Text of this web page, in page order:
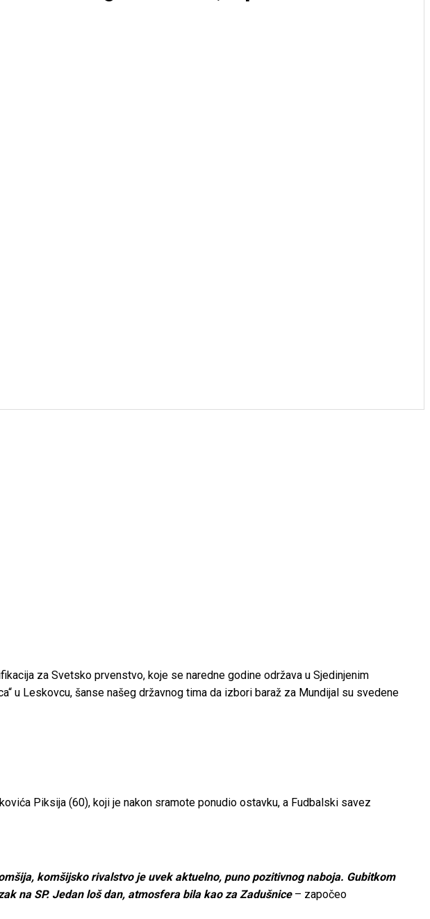
za Svetsko prvenstvo, koje se naredne godine održava u Sjedinjenim
u Leskovcu, šanse našeg državnog tima da izbori baraž za Mundijal su svedene
Piksija (60), koji je nakon sramote ponudio ostavku, a Fudbalski savez
komšijsko rivalstvo je uvek aktuelno, puno pozitivnog naboja. Gubitkom
na SP. Jedan loš dan, atmosfera bila kao za Zadušnice– započeo